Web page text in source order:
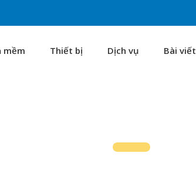
mềm Thiết bị Dịch vụ Bài viết